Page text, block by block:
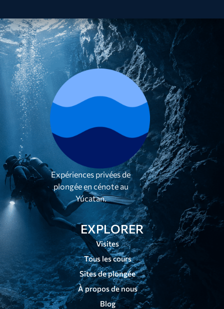
Expériences privées de
plongée en cénote au
Yúcatan.
EXPLORER
Visites
Tous les cours
Sites de plongée
À propos de nous
Blog